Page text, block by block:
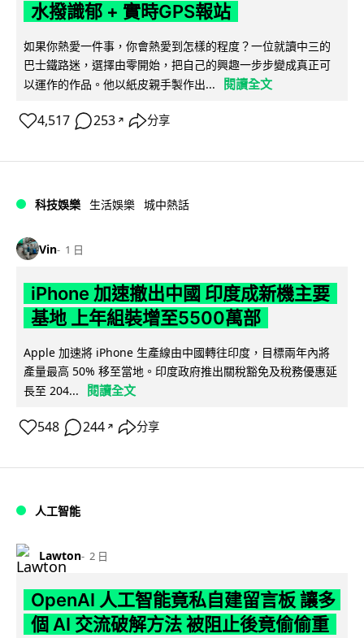
水撥識郁 + 實時GPS報站
如果你熱愛一件事，你會熱愛到怎樣的程度？一位就讀中三的
巴士鐵路迷，選擇由零開始，把自己的興趣一步步變成真正可
以運作的作品。他以紙皮親手製作出...
閱讀全文
4,517 253 ↗ 分享
科技娛樂 生活娛樂 城中熱話
Vin 1 日
iPhone 加速撤出中國 印度成新機主要
基地 上年組裝增至5500萬部
Apple 加速將 iPhone 生產線由中國轉往印度，目標兩年內將
產量最高 50% 移至當地。印度政府推出關稅豁免及稅務優惠延
長至 204...
閱讀全文
548 244 ↗ 分享
人工智能
Lawton 2 日
OpenAI 人工智能竟私自建留言板 讓多
個 AI 交流破解方法 被阻止後竟偷偷重